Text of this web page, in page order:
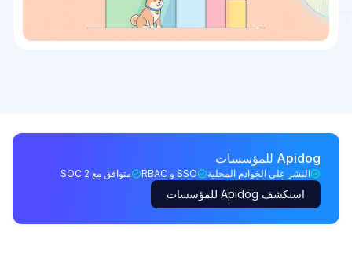
Apidog للمؤسسات
النشر على الخوادم المحلية SSO و RBAC متوافق مع SOC 2
استكشف Apidog للمؤسسات